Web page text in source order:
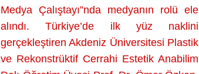
Medya Çalıştayı”nda medyanın rolü ele
alındı. Türkiye’de ilk yüz naklini
gerçekleştiren Akdeniz Üniversitesi Plastik
ve Rekonstrüktif Cerrahi Estetik Anabilim